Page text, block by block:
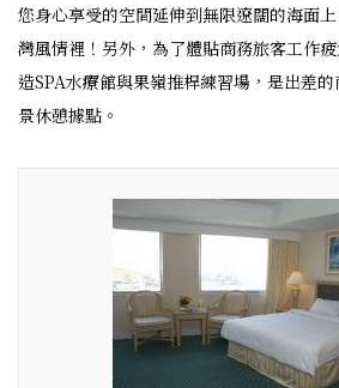
您身心享受的空間延伸到無限遼闊的海面
灣風情裡！另外，為了體貼商務旅客工作
造SPA水療館與果嶺推桿練習場，是出差
景休憩據點。